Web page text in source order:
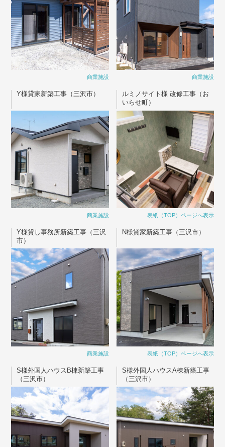
商業施設 商業施設
Y様貸家新築工事（三沢市）
商業施設
ルミノサイト様 改修工事（お
いらせ町）
表紙（TOP）ページへ表示
Y様貸し事務所新築工事（三沢
市）
商業施設
N様貸家新築工事（三沢市）
表紙（TOP）ページへ表示
S様外国人ハウスB棟新築工事
（三沢市）
S様外国人ハウスA棟新築工事
（三沢市）